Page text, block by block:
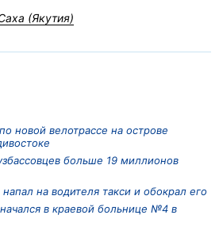
(Якутия)
новой велотрассе на острове
больше 19 миллионов
на водителя такси и обокрал его
в краевой больнице №4 в